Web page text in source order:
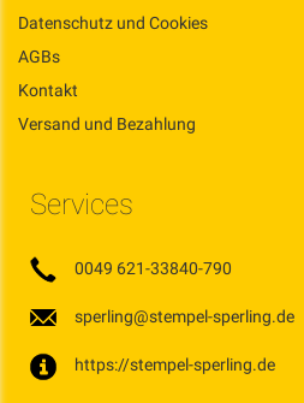
Datenschutz und Cookies
AGBs
Kontakt
Versand und Bezahlung
Services
0049 621-33840-790
sperling@stempel-sperling.de
https://stempel-sperling.de